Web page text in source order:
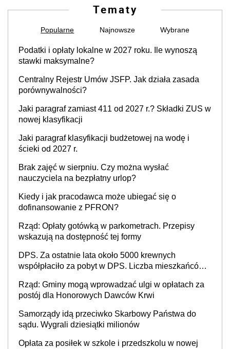
Tematy
Popularne Najnowsze Wybrane
Podatki i opłaty lokalne w 2027 roku. Ile wynoszą
stawki maksymalne?
Centralny Rejestr Umów JSFP. Jak działa zasada
porównywalności?
Jaki paragraf zamiast 411 od 2027 r.? Składki ZUS w
nowej klasyfikacji
Jaki paragraf klasyfikacji budżetowej na wodę i
ścieki od 2027 r.
Brak zajęć w sierpniu. Czy można wysłać
nauczyciela na bezpłatny urlop?
Kiedy i jak pracodawca może ubiegać się o
dofinansowanie z PFRON?
Rząd: Opłaty gotówką w parkometrach. Przepisy
wskazują na dostępność tej formy
DPS. Za ostatnie lata około 5000 krewnych
współpłaciło za pobyt w DPS. Liczba mieszkańców
Rząd: Gminy mogą wprowadzać ulgi w opłatach za
postój dla Honorowych Dawców Krwi
Samorządy idą przeciwko Skarbowy Państwa do
sądu. Wygrali dziesiątki milionów
Opłata za posiłek w szkole i przedszkolu w nowej